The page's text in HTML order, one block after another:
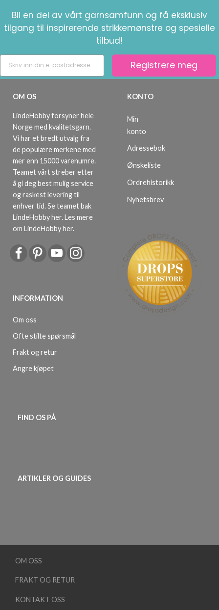
Bli en del av vårt garnsamfunn og få eksklusiv
tilgang til inspirerende strikkemønstre og spesielle
tilbud!
Registrere meg
OM OS
LindeHobby forsyner hele
Norge med kvalitetsgarn.
Vi har et bredt utvalg fra
de populære merkene med
mer enn 15000 varenumre.
Teamet vårt streber etter
å gi deg best mulig service
og raskest levering til
enhver tid. Se teamet bak
LindeHobby her.Les mere
om LindeHobby her.
INFORMATION
Om oss
Ofte stilte spørsmål
Frakt og retur
Angre kjøpet
KONTO
Min
konto
Adressebok
Ønskeliste
Ordrehistorikk
Nyhetsbrev
FIND OS PÅ
ARTIKLER OG GUIDES
OM OSS
FRAKT OG RETUR
KONTAKT OSS